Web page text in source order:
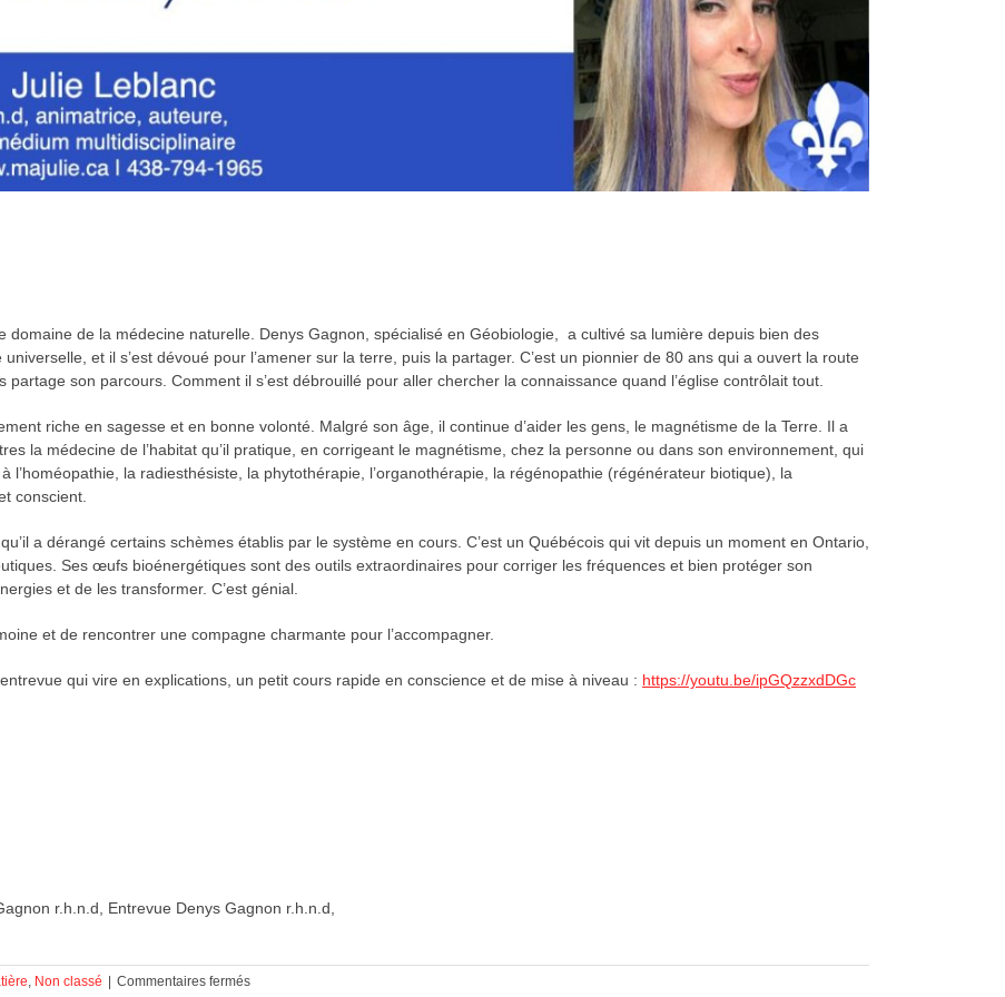
domaine de la médecine naturelle. Denys Gagnon, spécialisé en Géobiologie, a cultivé sa lumière depuis bien des
et il s’est dévoué pour l’amener sur la terre, puis la partager. C’est un pionnier de 80 ans qui a ouvert la route
son parcours. Comment il s’est débrouillé pour aller chercher la connaissance quand l’église contrôlait tout.
riche en sagesse et en bonne volonté. Malgré son âge, il continue d’aider les gens, le magnétisme de la Terre. Il a
la médecine de l’habitat qu’il pratique, en corrigeant le magnétisme, chez la personne ou dans son environnement, qui
l’homéopathie, la radiesthésiste, la phytothérapie, l’organothérapie, la régénopathie (régénérateur biotique), la
conscient.
a dérangé certains schèmes établis par le système en cours. C’est un Québécois qui vit depuis un moment en Ontario,
Ses œufs bioénergétiques sont des outils extraordinaires pour corriger les fréquences et bien protéger son
et de les transformer. C’est génial.
et de rencontrer une compagne charmante pour l’accompagner.
qui vire en explications, un petit cours rapide en conscience et de mise à niveau : https://youtu.be/ipGQzzxdDGc
r.h.n.d, Entrevue Denys Gagnon r.h.n.d,
, Non classé Commentaires ferméssur